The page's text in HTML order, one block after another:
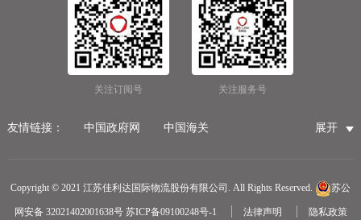
关注订阅号 关注服务号
友情链接： 展开
中国政府网
中国海关
无锡海运代理
无锡仓储服务公司
无锡航空货运
医疗器械第三方仓储
Copyright © 2021 江苏佳利达国际物流股份有限公司. All Rights Reserved. 苏公
网安备 32021402001638号 苏ICP备09100248号-1 法律声明 隐私政策